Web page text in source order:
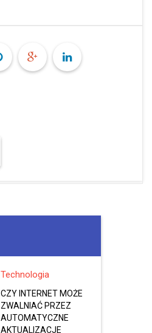
Technologia
CZY INTERNET MOŻE
ZWALNIAĆ PRZEZ
AUTOMATYCZNE
AKTUALIZACJE